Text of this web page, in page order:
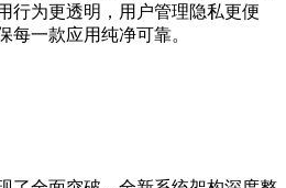
行为更透明，用户管理隐私更便
每一款应用纯净可靠。